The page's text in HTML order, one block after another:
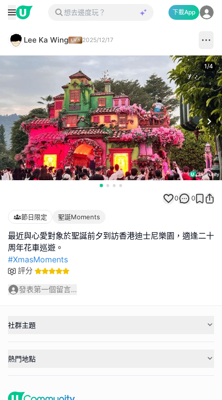
下載App
Lee Ka Wing 2025/12/17
1/4
0 0
節日限定 聖誕Moments
最近與心愛對象於聖誕前夕到訪香港迪士尼樂園，適逢二十
#XmasMoments
評分
發表第一個留言...
社群主題
熱門地點